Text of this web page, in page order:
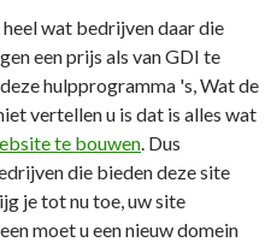
wat bedrijven daar die
een prijs als van GDI te
hulpprogramma 's, Wat de
vertellen u is dat is alles wat
te bouwen. Dus
die bieden deze site
je tot nu toe, uw site
moet u een nieuw domein